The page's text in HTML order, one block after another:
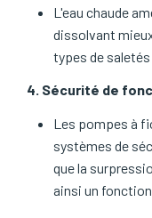
L'eau chaude
dissolvant
types de
4. Sécurité de
Les pompes à
systèmes de
que la
ainsi un